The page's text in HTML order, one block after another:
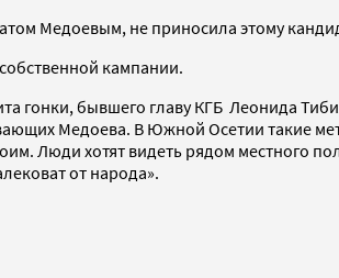
Медоевым, не приносила этому
кампании.
гонки, бывшего главу КГБ Леонида
Медоева. В Южной Осетии такие
Люди хотят видеть рядом местного
от народа».